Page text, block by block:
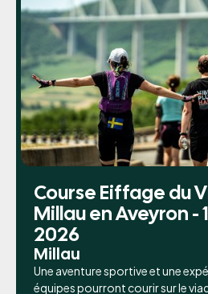
Course Eiffage du
Millau en Aveyron -
2026
Millau
Une aventure sportive et une
équipes pourront courir sur le